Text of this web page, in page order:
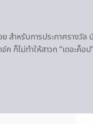
สำหรับการประกาศรางวั
ค ก็ไม่ทำให้สาวก “เดอะค็